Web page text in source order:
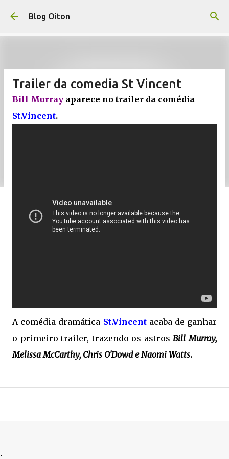
Pular para o conteúdo principal
Blog Oiton
Trailer da comedia St Vincent
Bill Murray aparece no trailer da comédia
St.Vincent.
A comédia dramática St.Vincentacaba de ganhar
o primeiro trailer, trazendo os astrosBill Murray,
Melissa McCarthy, Chris O'Dowd e Naomi Watts.
.